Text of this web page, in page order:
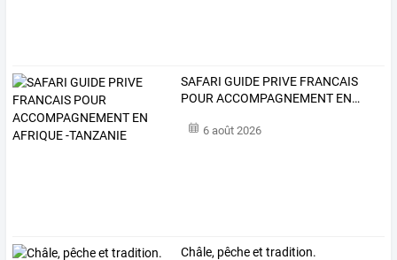
SAFARI GUIDE PRIVE FRANCAIS
POURACCOMPAGNEMENT EN…
6 août 2026
Châle, pêche et tradition.